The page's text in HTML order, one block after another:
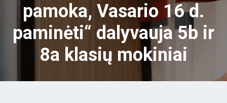
pamoka, Vasario 16 d.
paminėti“ dalyvauja 5b ir
8a klasių mokiniai